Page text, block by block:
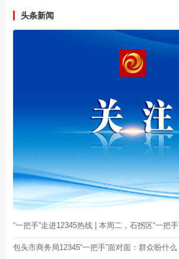
头条新闻
“一把手”走进12345热线 | 本周二，石拐区“一把
包头市商务局12345“一把手”面对面：群众盼什么